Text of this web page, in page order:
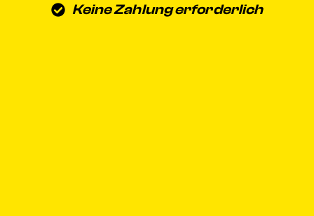
Keine Zahlung erforderlich